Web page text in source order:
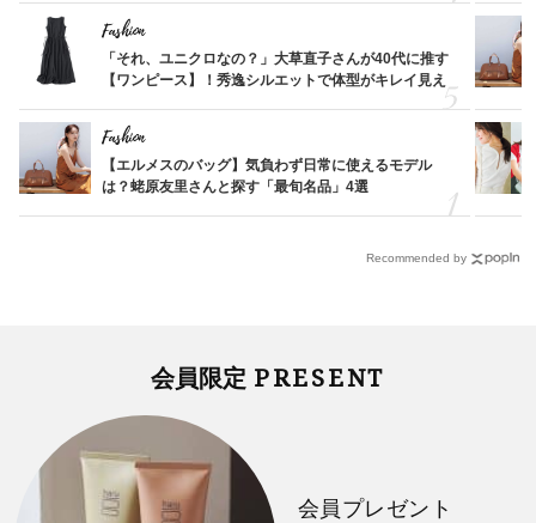
Fashion
「それ、ユニクロなの？」大草直子さんが40代に推す
【ワンピース】！秀逸シルエットで体型がキレイ見え
Fashion
【エルメスのバッグ】気負わず日常に使えるモデル
は？蛯原友里さんと探す「最旬名品」4選
Recommended by
会員限定 PRESENT
会員プレゼント